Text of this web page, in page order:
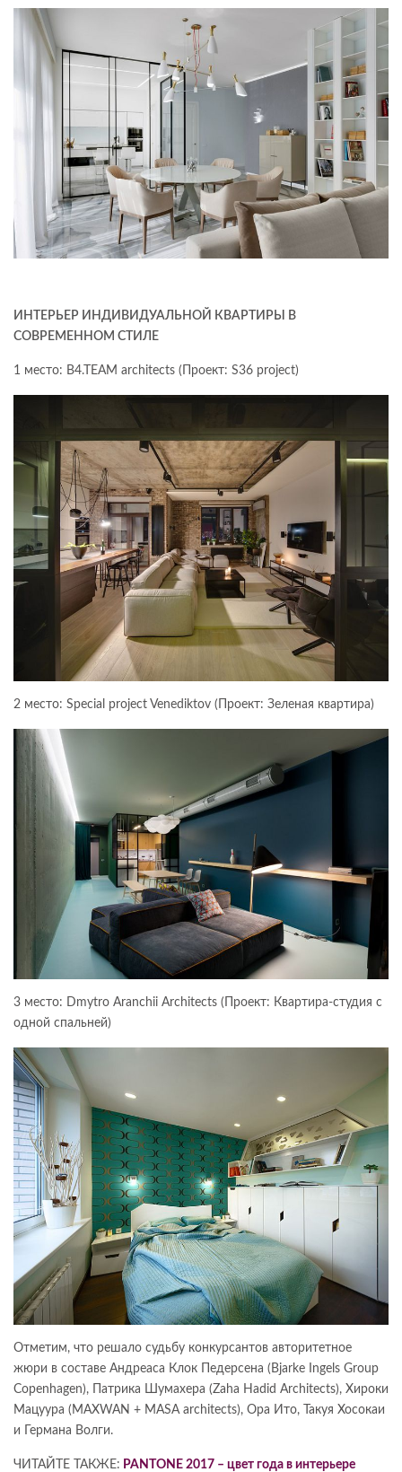
ИНТЕРЬЕР ИНДИВИДУАЛЬНОЙ КВАРТИРЫ В
СОВРЕМЕННОМ СТИЛЕ
1 место: B4.TEAM architects (Проект: S36 project)
2 место: Special project Venediktov (Проект: Зеленая квартира)
3 место: Dmytro Aranchii Architects (Проект: Квартира-студия с
одной спальней)
Отметим, что решало судьбу конкурсантов авторитетное
жюри в составе Андреаса Клок Педерсена (Bjarke Ingels Group
Copenhagen), Патрика Шумахера (Zaha Hadid Architects), Хироки
Мацуура (MAXWAN + MASA architects), Ора Ито, Такуя Хосокаи
и Германа Волги.
ЧИТАЙТЕ ТАКЖЕ: PANTONE 2017 – цвет года в интерьере